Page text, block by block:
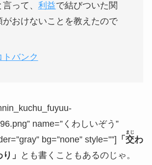
って、 利益で結びついた関
がおけないことを教えたので
トバンク
name=”くわしいぞう”
bg=”none” style=””] 「 交
まじ
わ
」
とも書くこともあるのじゃ。